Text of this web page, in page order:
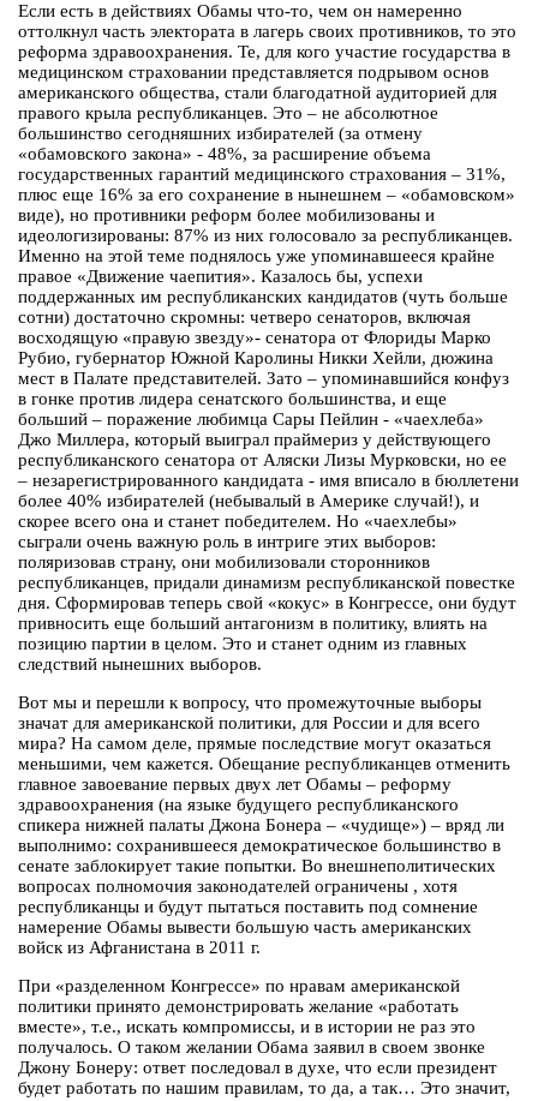
Если есть в действиях Обамы что-то, чем он намеренно
оттолкнул часть электората в лагерь своих противников, то это
реформа здравоохранения. Те, для кого участие государства в
медицинском страховании представляется подрывом основ
американского общества, стали благодатной аудиторией для
правого крыла республиканцев. Это – не абсолютное
большинство сегодняшних избирателей (за отмену
«обамовского закона» - 48%, за расширение объема
государственных гарантий медицинского страхования – 31%,
плюс еще 16% за его сохранение в нынешнем – «обамовском»
виде), но противники реформ более мобилизованы и
идеологизированы: 87% из них голосовало за республиканцев.
Именно на этой теме поднялось уже упоминавшееся крайне
правое «Движение чаепития». Казалось бы, успехи
поддержанных им республиканских кандидатов (чуть больше
сотни) достаточно скромны: четверо сенаторов, включая
восходящую «правую звезду»- сенатора от Флориды Марко
Рубио, губернатор Южной Каролины Никки Хейли, дюжина
мест в Палате представителей. Зато – упоминавшийся конфуз
в гонке против лидера сенатского большинства, и еще
больший – поражение любимца Сары Пейлин - «чаехлеба»
Джо Миллера, который выиграл праймериз у действующего
республиканского сенатора от Аляски Лизы Мурковски, но ее
– незарегистрированного кандидата - имя вписало в бюллетени
более 40% избирателей (небывалый в Америке случай!), и
скорее всего она и станет победителем. Но «чаехлебы»
сыграли очень важную роль в интриге этих выборов:
поляризовав страну, они мобилизовали сторонников
республиканцев, придали динамизм республиканской повестке
дня. Сформировав теперь свой «кокус» в Конгрессе, они будут
привносить еще больший антагонизм в политику, влиять на
позицию партии в целом. Это и станет одним из главных
следствий нынешних выборов.
Вот мы и перешли к вопросу, что промежуточные выборы
значат для американской политики, для России и для всего
мира? На самом деле, прямые последствие могут оказаться
меньшими, чем кажется. Обещание республиканцев отменить
главное завоевание первых двух лет Обамы – реформу
здравоохранения (на языке будущего республиканского
спикера нижней палаты Джона Бонера – «чудище») – вряд ли
выполнимо: сохранившееся демократическое большинство в
сенате заблокирует такие попытки. Во внешнеполитических
вопросах полномочия законодателей ограничены , хотя
республиканцы и будут пытаться поставить под сомнение
намерение Обамы вывести большую часть американских
войск из Афганистана в 2011 г.
При «разделенном Конгрессе» по нравам американской
политики принято демонстрировать желание «работать
вместе», т.е., искать компромиссы, и в истории не раз это
получалось. О таком желании Обама заявил в своем звонке
Джону Бонеру: ответ последовал в духе, что если президент
будет работать по нашим правилам, то да, а так… Это значит,